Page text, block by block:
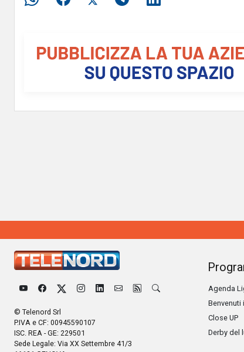
© Telenord Srl
P.IVA e CF: 00945590107
ISC. REA - GE: 229501
Sede Legale: Via XX Settembre 41/3
Agenda
Benvenuti
Close UP
Derby del